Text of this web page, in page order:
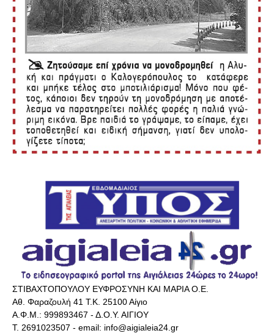
ΣΤΙΒΑΧΤΟΠΟΥΛΟΥ ΕΥΦΡΟΣΥΝΗ ΚΑΙ ΜΑΡΙΑ Ο.Ε.
Αθ. Φαραζουλή 41 Τ.Κ. 25100 Αίγιο
Α.Φ.Μ.: 999893467 - Δ.Ο.Υ. ΑΙΓΙΟΥ
Τ. 2691023507 - email: info@aigialeia24.gr